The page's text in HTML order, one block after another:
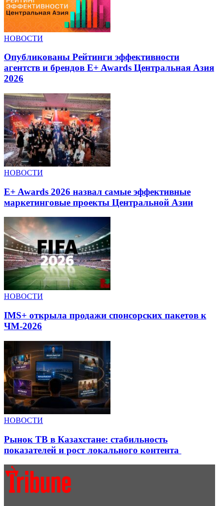
НОВОСТИ
Опубликованы Рейтинги эффективности
агентств и брендов E+ Awards Центральная Азия
2026
НОВОСТИ
E+ Awards 2026 назвал самые эффективные
маркетинговые проекты Центральной Азии
НОВОСТИ
IMS+ открыла продажи спонсорских пакетов к
ЧМ-2026
НОВОСТИ
Рынок ТВ в Казахстане: стабильность
показателей и рост локального контента